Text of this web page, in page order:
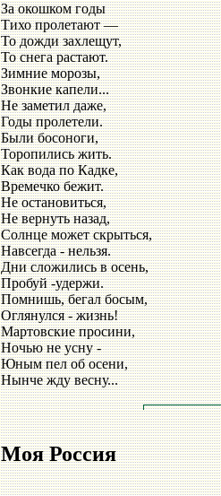
За окошком годы
Тихо пролетают —
То дожди захлещут,
То снега растают.
Зимние морозы,
Звонкие капели...
Не заметил даже,
Годы пролетели.
Были босоноги,
Торопились жить.
Как вода по Кадке,
Времечко бежит.
Не остановиться,
Не вернуть назад,
Солнце может скрыться,
Навсегда - нельзя.
Дни сложились в осень,
Пробуй -удержи.
Помнишь, бегал босым,
Оглянулся - жизнь!
Мартовские просини,
Ночью не усну -
Юным пел об осени,
Нынче жду весну...
Моя Россия